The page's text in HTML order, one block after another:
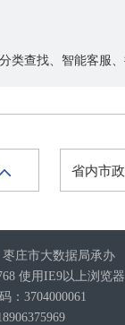
类查找、智能客服
省内市
庄市大数据局承办
使用IE9以上浏览
：3704000061